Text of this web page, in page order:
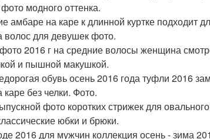
модного оттенка.
амбаре на каре к длинной куртке подходит
волос для девушек фото.
2016 г на средние волосы женщина
и пышной макушкой.
обувь осень 2016 года туфли 2016
без челки. Фото.
фото коротких стрижек для
юбки и брюки.
2016 для мужчин коллекция осень - зима